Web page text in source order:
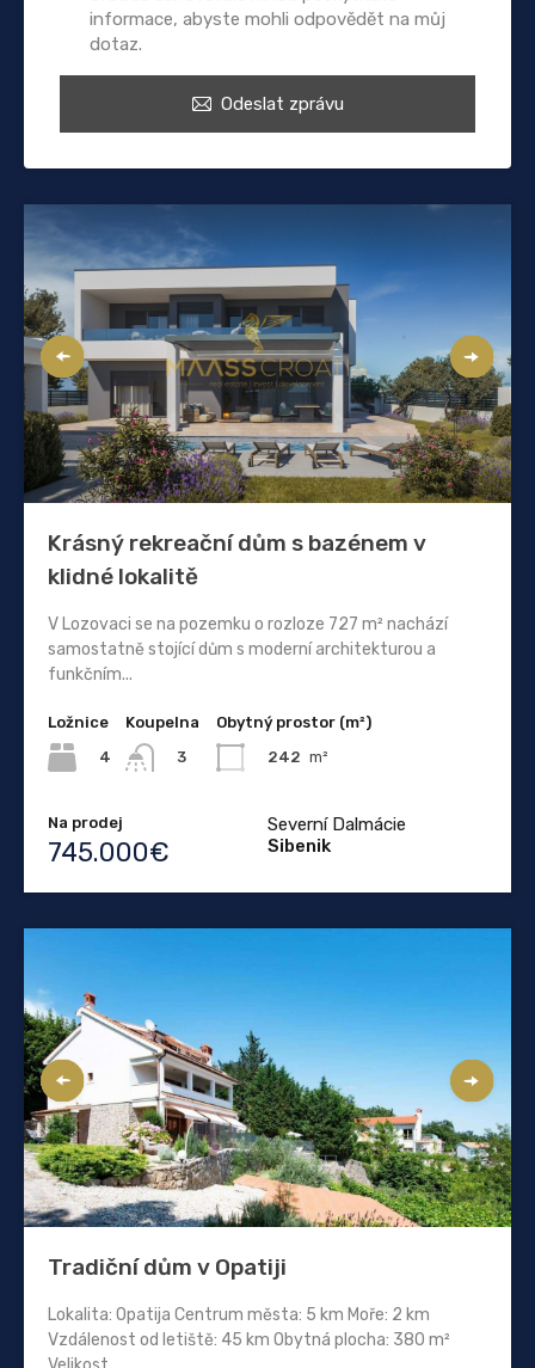
informace, abyste mohli odpovědět na můj
dotaz.
Odeslat zprávu
Krásný rekreační dům s bazénem v
klidné lokalitě
V Lozovaci se na pozemku o rozloze 727 m² nachází
samostatně stojící dům s moderní architekturou a
funkčním...
Ložnice
4
Koupelna
3
Obytný prostor (m²)
242 m²
Na prodej
745.000€
Severní Dalmácie
Sibenik
Tradiční dům v Opatiji
Lokalita: Opatija Centrum města: 5 km Moře: 2 km
Vzdálenost od letiště: 45 km Obytná plocha: 380 m²